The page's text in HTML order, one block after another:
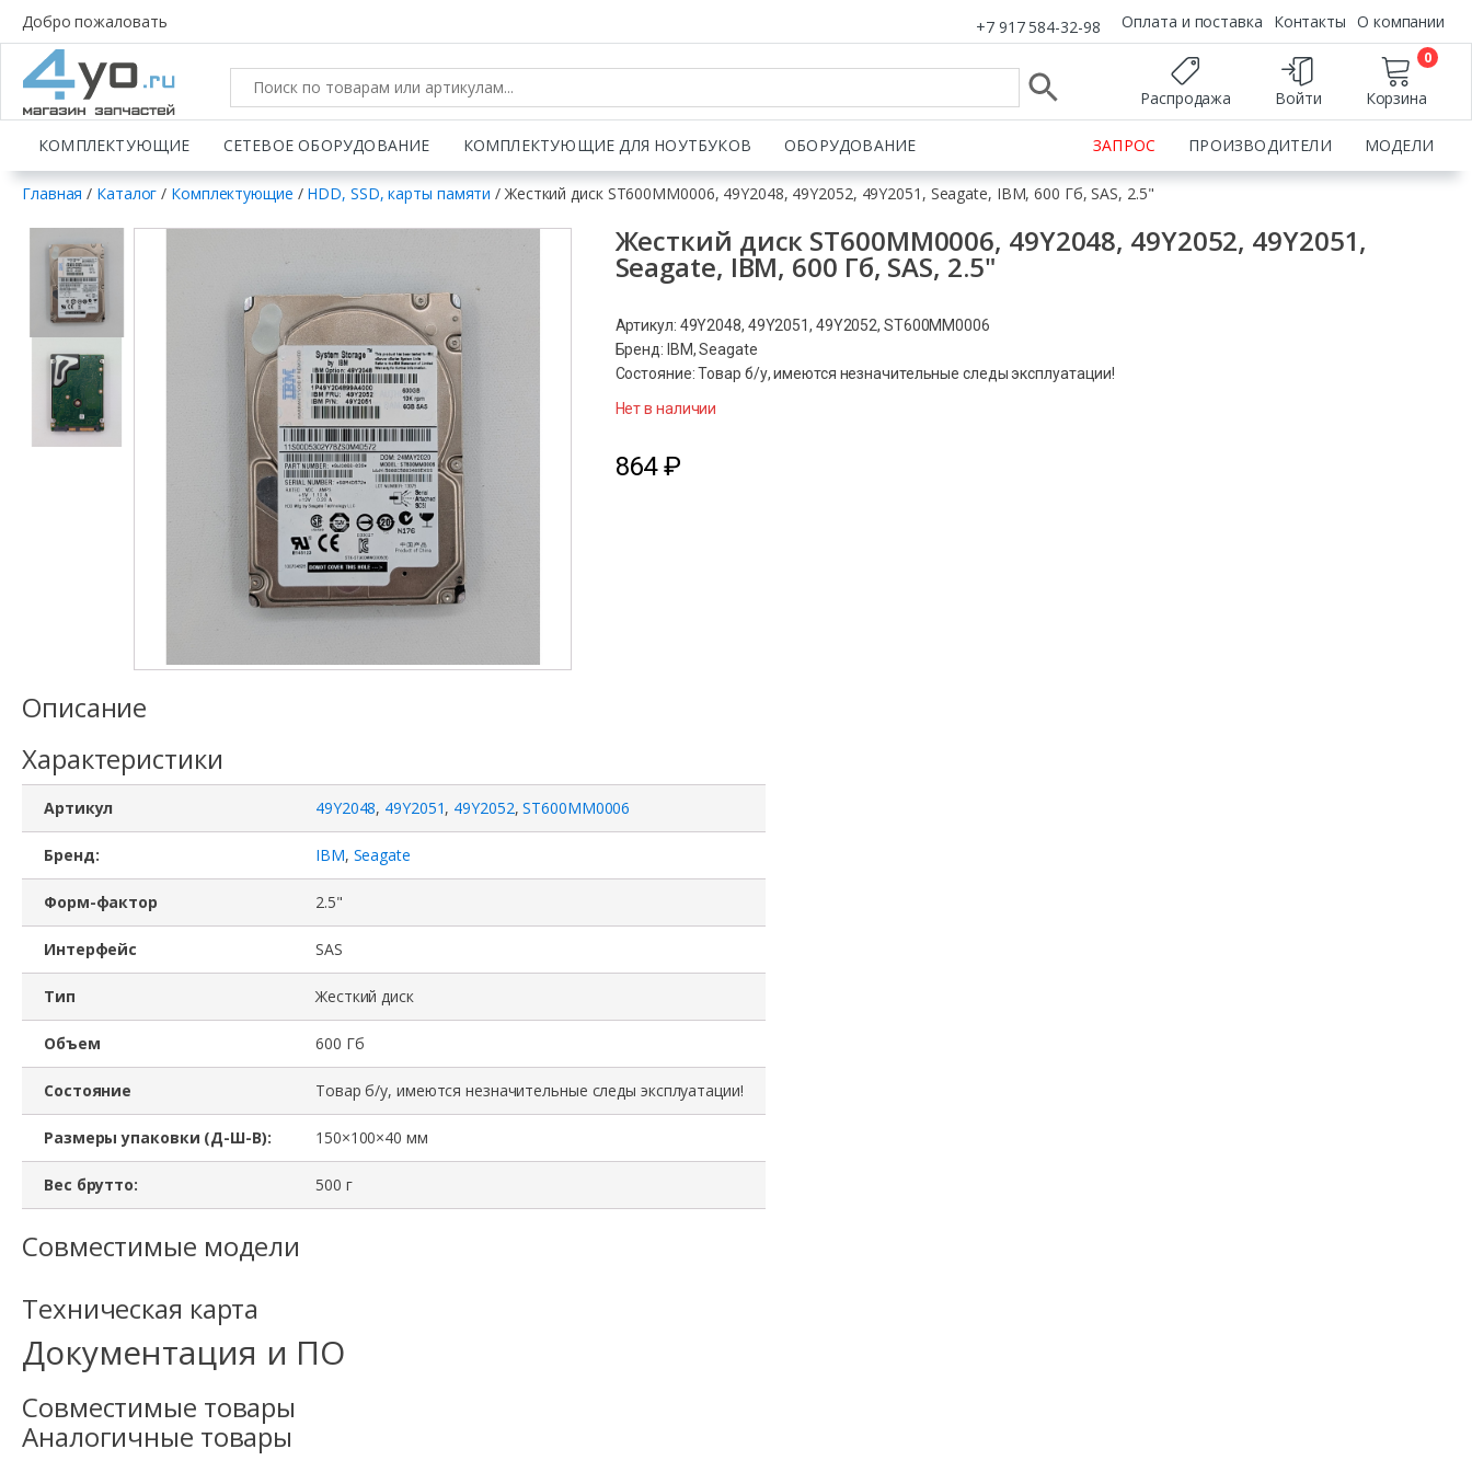
Добро пожаловать +7 917 584-32-98 Оплата и поставка Контакты О компании
Распродажа Войти Корзина
0
КОМПЛЕКТУЮЩИЕ СЕТЕВОЕ ОБОРУДОВАНИЕ КОМПЛЕКТУЮЩИЕ ДЛЯ НОУТБУКОВ ОБОРУДОВАНИЕ ЗАПРОС ПРОИЗВОДИТЕЛИ МОДЕЛИ
Главная / Каталог / Комплектующие / HDD, SSD, карты памяти / Жесткий диск ST600MM0006, 49Y2048, 49Y2052, 49Y2051, Seagate, IBM, 600 Гб, SAS, 2.5"
Жесткий диск ST600MM0006, 49Y2048, 49Y2052, 49Y2051,
Seagate, IBM, 600 Гб, SAS, 2.5"
Артикул: 49Y2048, 49Y2051, 49Y2052, ST600MM0006
Бренд: IBM, Seagate
Состояние: Товар б/у, имеются незначительные следы эксплуатации!
Нет в наличии
864₽
Описание
Характеристики
Артикул 49Y2048, 49Y2051, 49Y2052,ST600MM0006
Бренд: IBM, Seagate
Форм-фактор 2.5"
Интерфейс SAS
Тип Жесткий диск
Объем 600 Гб
Состояние Товар б/у, имеются незначительные следы эксплуатации!
Размеры упаковки (Д-Ш-В): 150×100×40 мм
Вес брутто: 500 г
Совместимые модели
Техническая карта
Документация и ПО
Совместимые товары
Аналогичные товары